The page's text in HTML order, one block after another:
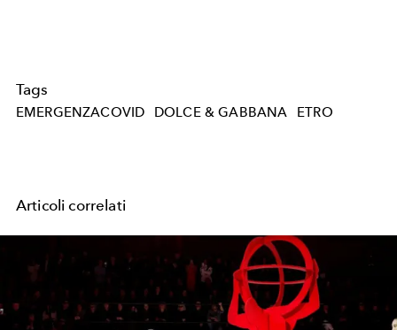
Tags
EMERGENZACOVID DOLCE & GABBANA ETRO
Articoli correlati